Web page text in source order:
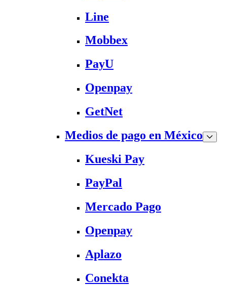
Line
Mobbex
PayU
Openpay
GetNet
Medios de pago en México
Kueski Pay
PayPal
Mercado Pago
Openpay
Aplazo
Conekta